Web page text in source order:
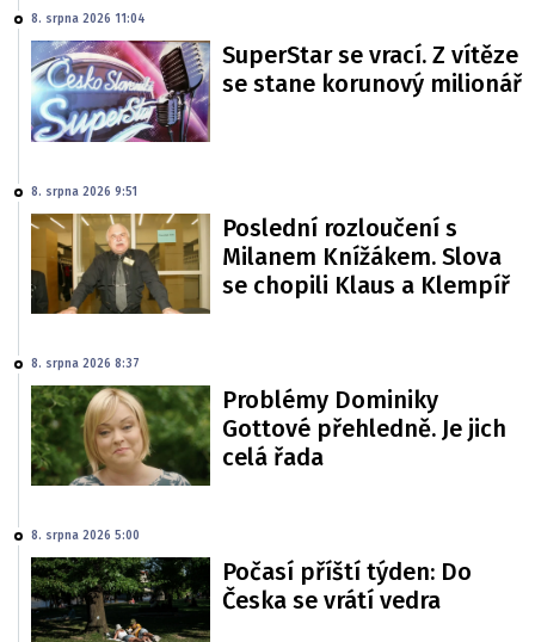
8. srpna 2026 11:04
SuperStar se vrací. Z vítěze
se stane korunový milionář
8. srpna 2026 9:51
Poslední rozloučení s
Milanem Knížákem. Slova
se chopili Klaus a Klempíř
8. srpna 2026 8:37
Problémy Dominiky
Gottové přehledně. Je jich
celá řada
8. srpna 2026 5:00
Počasí příští týden: Do
Česka se vrátí vedra